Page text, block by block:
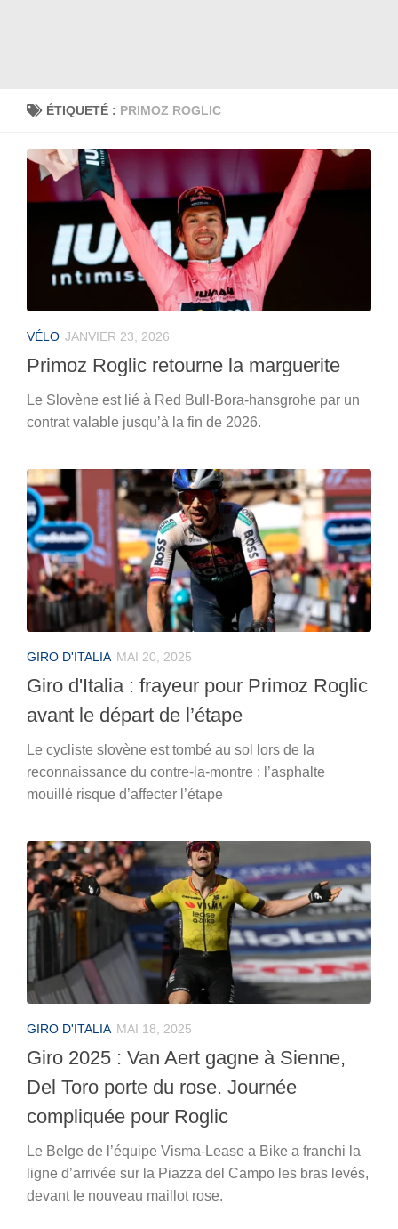
ÉTIQUETÉ : PRIMOZ ROGLIC
VÉLO JANVIER 23, 2026
Primoz Roglic retourne la marguerite
Le Slovène est lié à Red Bull-Bora-hansgrohe par un
contrat valable jusqu’à la fin de 2026.
GIRO D'ITALIA MAI 20, 2025
Giro d'Italia : frayeur pour Primoz Roglic
avant le départ de l’étape
Le cycliste slovène est tombé au sol lors de la
reconnaissance du contre-la-montre : l’asphalte
mouillé risque d’affecter l’étape
GIRO D'ITALIA MAI 18, 2025
Giro 2025 : Van Aert gagne à Sienne,
Del Toro porte du rose. Journée
compliquée pour Roglic
Le Belge de l’équipe Visma-Lease a Bike a franchi la
ligne d’arrivée sur la Piazza del Campo les bras levés,
devant le nouveau maillot rose.